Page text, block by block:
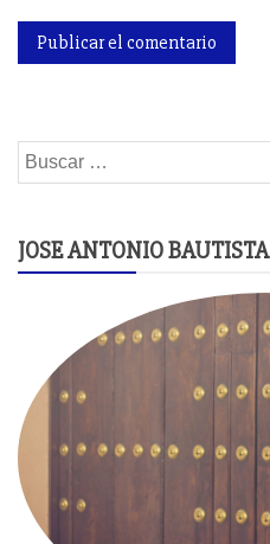
Buscar:
JOSE ANTONIO BAUTISTA